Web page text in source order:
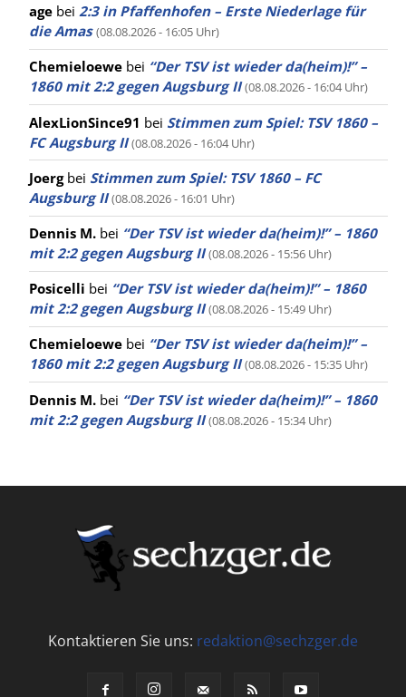
age bei 2:3 in Pfaffenhofen – Erste Niederlage für
die Amas (08.08.2026 - 16:05 Uhr)
Chemieloewe bei “Der TSV ist wieder da(heim)!” –
1860 mit 2:2 gegen Augsburg II (08.08.2026 - 16:04 Uhr)
AlexLionSince91 bei Stimmen zum Spiel: TSV 1860 –
FC Augsburg II (08.08.2026 - 16:04 Uhr)
Joergbei Stimmen zum Spiel: TSV 1860 – FC
Augsburg II (08.08.2026 - 16:01 Uhr)
Dennis M. bei “Der TSV ist wieder da(heim)!” – 1860
mit 2:2 gegen Augsburg II (08.08.2026 - 15:56 Uhr)
Posicelli bei “Der TSV ist wieder da(heim)!” – 1860
mit 2:2 gegen Augsburg II (08.08.2026 - 15:49 Uhr)
Chemieloewe bei “Der TSV ist wieder da(heim)!” –
1860 mit 2:2 gegen Augsburg II (08.08.2026 - 15:35 Uhr)
Dennis M. bei “Der TSV ist wieder da(heim)!” – 1860
mit 2:2 gegen Augsburg II (08.08.2026 - 15:34 Uhr)
Kontaktieren Sie uns: redaktion@sechzger.de